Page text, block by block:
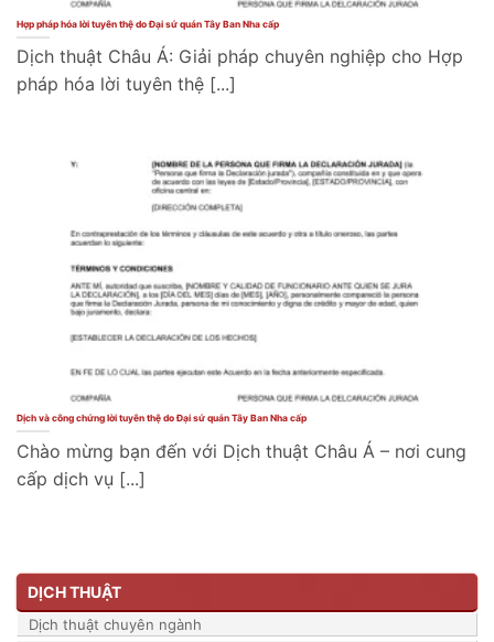
Hợp pháp hóa lời tuyên thệ do Đại sứ quán Tây Ban Nha cấp
Dịch thuật Châu Á: Giải pháp chuyên nghiệp cho Hợp
pháp hóa lời tuyên thệ [...]
Dịch và công chứng lời tuyên thệ do Đại sứ quán Tây Ban Nha cấp
Chào mừng bạn đến với Dịch thuật Châu Á – nơi cung
cấp dịch vụ [...]
DỊCH THUẬT
Dịch thuật chuyên ngành